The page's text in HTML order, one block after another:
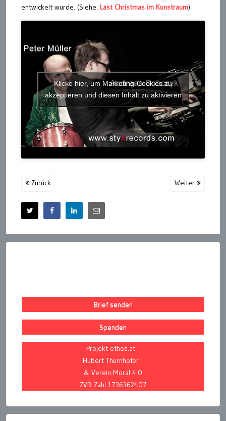
entwickelt wurde. (Siehe: Last Christmas im Kunstraum)
Klicke hier, um Marketing-Cookies zu
akzeptieren und diesen Inhalt zu aktivieren
Zurück Weiter
Brief senden
Spenden
Projekt ethos.at
Hubert Thurnhofer
& Verein Moral 4.0
ZVR-Zahl 1736362407